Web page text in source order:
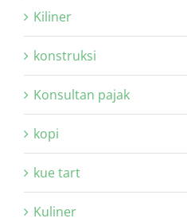
Kiliner
konstruksi
Konsultan pajak
kopi
kue tart
Kuliner